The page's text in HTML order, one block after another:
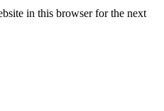
in this browser for the next